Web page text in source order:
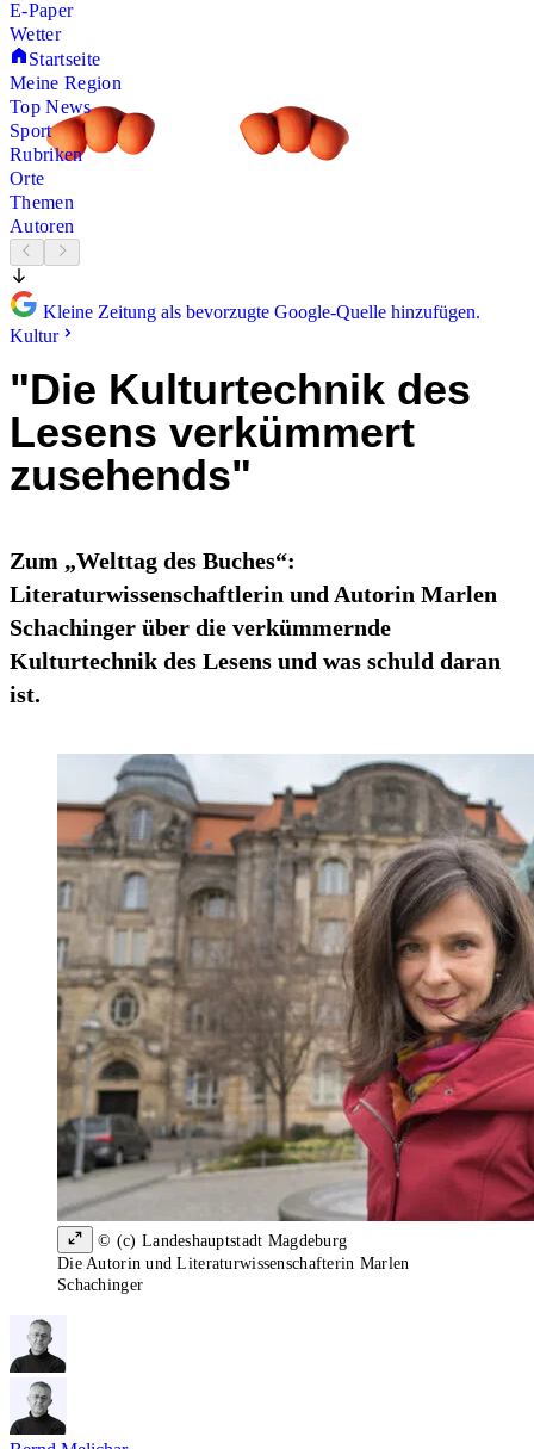
E-Paper
Wetter
Startseite
Meine Region
Top News
Sport
Rubriken
Orte
Themen
Autoren
Kleine Zeitung als bevorzugte Google-Quelle hinzufügen.
Kultur
"Die Kulturtechnik des
Lesens verkümmert
zusehends"
Zum „Welttag des Buches“:
Literaturwissenschaftlerin und Autorin Marlen
Schachinger über die verkümmernde
Kulturtechnik des Lesens und was schuld daran
ist.
© (c) Landeshauptstadt Magdeburg
Die Autorin und Literaturwissenschafterin Marlen
Schachinger